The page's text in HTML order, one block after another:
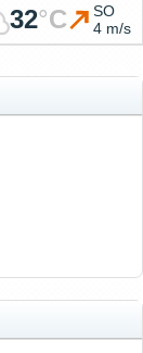
32°C
SO
4 m/s